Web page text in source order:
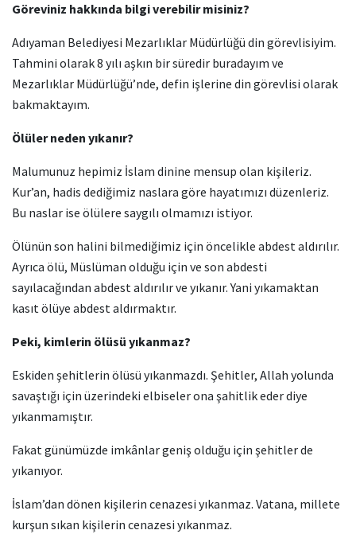
Göreviniz hakkında bilgi verebilir misiniz?
Adıyaman Belediyesi Mezarlıklar Müdürlüğü din görevlisiyim.
Tahmini olarak 8 yılı aşkın bir süredir buradayım ve
Mezarlıklar Müdürlüğü’nde, defin işlerine din görevlisi olarak
bakmaktayım.
Ölüler neden yıkanır?
Malumunuz hepimiz İslam dinine mensup olan kişileriz.
Kur’an, hadis dediğimiz naslara göre hayatımızı düzenleriz.
Bu naslar ise ölülere saygılı olmamızı istiyor.
Ölünün son halini bilmediğimiz için öncelikle abdest aldırılır.
Ayrıca ölü, Müslüman olduğu için ve son abdesti
sayılacağından abdest aldırılır ve yıkanır. Yani yıkamaktan
kasıt ölüye abdest aldırmaktır.
Peki, kimlerin ölüsü yıkanmaz?
Eskiden şehitlerin ölüsü yıkanmazdı. Şehitler, Allah yolunda
savaştığı için üzerindeki elbiseler ona şahitlik eder diye
yıkanmamıştır.
Fakat günümüzde imkânlar geniş olduğu için şehitler de
yıkanıyor.
İslam’dan dönen kişilerin cenazesi yıkanmaz. Vatana, millete
kurşun sıkan kişilerin cenazesi yıkanmaz.